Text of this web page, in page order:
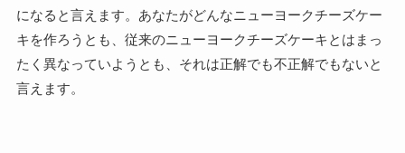
になると言えます。あなたがどんなニューヨークチーズケー
キを作ろうとも、従来のニューヨークチーズケーキとはまっ
たく異なっていようとも、それは正解でも不正解でもないと
言えます。